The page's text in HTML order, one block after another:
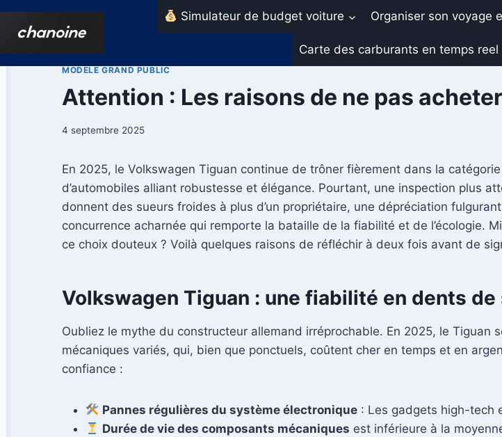
Aller
Simulateur de budget voiture Organiser son voyage
Carte des carburants en temps reel
MODELE GRAND PUBLIC
Attention : Les raisons de ne pas
4 septembre 2025
En 2025, le Volkswagen Tiguan continue de trôner fièrement dans la
d’automobiles alliant robustesse et élégance. Pourtant, une inspection plus
donnent des sueurs froides à plus d’un propriétaire, une dépréciation
concurrence acharnée qui remporte la bataille de la fiabilité et de l’écologie.
ce choix douteux ? Voilà quelques raisons de réfléchir à deux fois avant de
Volkswagen Tiguan : une fiabilité en dents
Oubliez le mythe du constructeur allemand irréprochable. En 2025, le Tiguan
mécaniques variés, qui, bien que ponctuels, coûtent cher en temps et en
confiance :
Pannes régulières du système électronique : Les gadgets high-tech
Durée de vie des composants mécaniques est inférieure à la